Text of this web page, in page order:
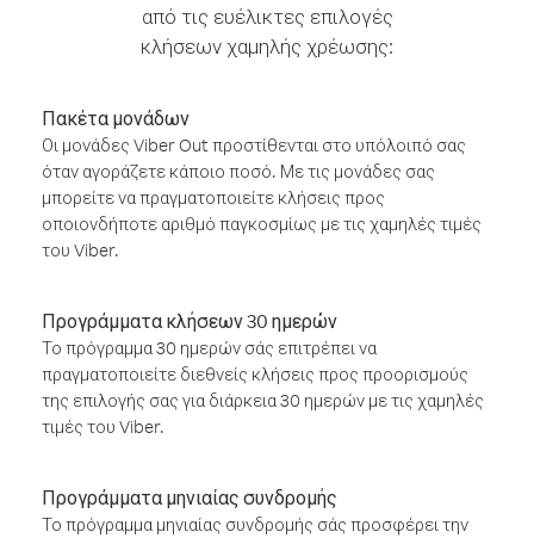
από τις ευέλικτες επιλογές
κλήσεων χαμηλής χρέωσης:
Πακέτα μονάδων
Οι μονάδες Viber Out προστίθενται στο υπόλοιπό σας
όταν αγοράζετε κάποιο ποσό. Με τις μονάδες σας
μπορείτε να πραγματοποιείτε κλήσεις προς
οποιονδήποτε αριθμό παγκοσμίως με τις χαμηλές τιμές
του Viber.
Προγράμματα κλήσεων 30 ημερών
Το πρόγραμμα 30 ημερών σάς επιτρέπει να
πραγματοποιείτε διεθνείς κλήσεις προς προορισμούς
της επιλογής σας για διάρκεια 30 ημερών με τις χαμηλές
τιμές του Viber.
Προγράμματα μηνιαίας συνδρομής
Το πρόγραμμα μηνιαίας συνδρομής σάς προσφέρει την